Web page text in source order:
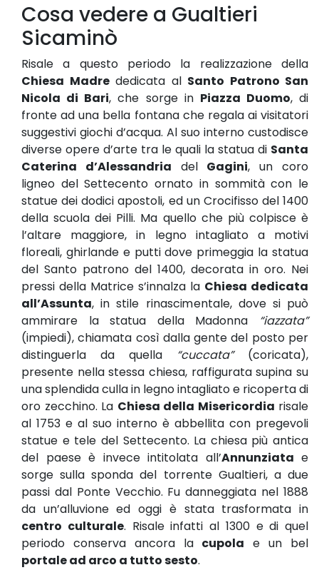
Cosa vedere a Gualtieri
Sicaminò
Risale a questo periodo la realizzazione della
Chiesa Madrededicata al Santo Patrono San
Nicola di Bari, che sorge in Piazza Duomo, di
fronte ad una bella fontana che regala ai visitatori
suggestivi giochi d’acqua. Al suo interno custodisce
diverse opere d’arte tra le quali la statua di Santa
Caterina d’Alessandria del Gagini, un coro
ligneo del Settecento ornato in sommità con le
statue dei dodici apostoli, ed un Crocifisso del 1400
della scuola dei Pilli. Ma quello che più colpisce è
l’altare maggiore, in legno intagliato a motivi
floreali, ghirlande e putti dove primeggia la statua
del Santo patrono del 1400, decorata in oro. Nei
pressi della Matrice s’innalza la Chiesa dedicata
all’Assunta, in stile rinascimentale, dove si può
ammirare la statua della Madonna “iazzata”
(impiedi), chiamata così dalla gente del posto per
distinguerla da quella “cuccata”(coricata),
presente nella stessa chiesa, raffigurata supina su
una splendida culla in legno intagliato e ricoperta di
oro zecchino. La Chiesa della Misericordia risale
al 1753 e al suo interno è abbellita con pregevoli
statue e tele del Settecento. La chiesa più antica
del paese è invece intitolata all’Annunziata e
sorge sulla sponda del torrente Gualtieri, a due
passi dal Ponte Vecchio. Fu danneggiata nel 1888
da un’alluvione ed oggi è stata trasformata in
centro culturale. Risale infatti al 1300 e di quel
periodo conserva ancora la cupola e un bel
portale ad arco a tutto sesto.